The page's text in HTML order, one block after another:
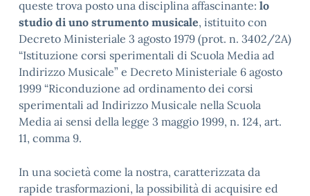
queste trova posto una disciplina affascinante: lo
studio di uno strumento musicale, istituito con
Decreto Ministeriale 3 agosto 1979 (prot. n. 3402/2A)
“Istituzione corsi sperimentali di Scuola Media ad
Indirizzo Musicale” e Decreto Ministeriale 6 agosto
1999 “Riconduzione ad ordinamento dei corsi
sperimentali ad Indirizzo Musicale nella Scuola
Media ai sensi della legge 3 maggio 1999, n. 124, art.
11, comma 9.
In una società come la nostra, caratterizzata da
rapide trasformazioni, la possibilità di acquisire ed